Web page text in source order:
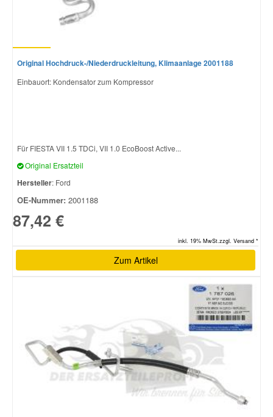
Original Hochdruck-/Niederdruckleitung, Klimaanlage 2001188
Einbauort: Kondensator zum Kompressor
Für FIESTA VII 1.5 TDCi, VII 1.0 EcoBoost Active...
Original Ersatzteil
Hersteller: Ford
OE-Nummer: 2001188
87,42 €
inkl. 19% MwSt.zzgl. Versand *
Zum Artikel